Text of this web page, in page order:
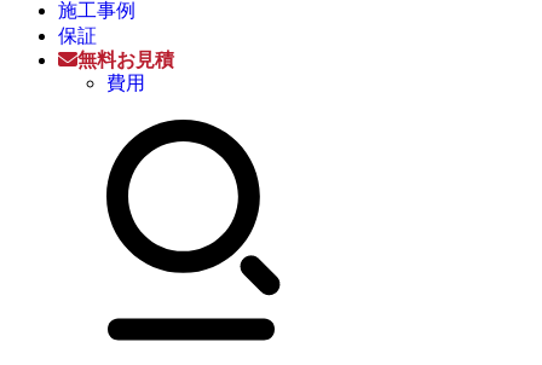
施工事例
保証
無料お見積
費用